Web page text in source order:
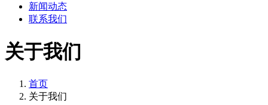
新闻动态
联系我们
关于我们
首页
关于我们